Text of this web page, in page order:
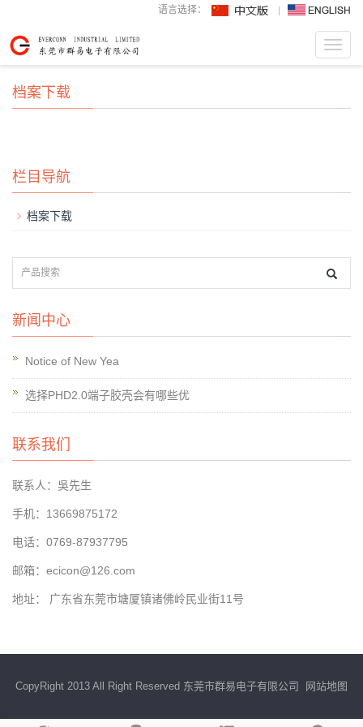
语言选择：
档案下载
栏目导航
档案下载
新闻中心
Notice of New Yea
选择PHD2.0端子胶壳会有哪些优
联系我们
联系人：吳先生
手机：13669875172
电话：0769-87937795
邮箱：ecicon@126.com
地址： 广东省东莞市塘厦镇诸佛岭民业街11号
CopyRight 2013 All Right Reserved 东莞市群易电子有限公司 网站地图